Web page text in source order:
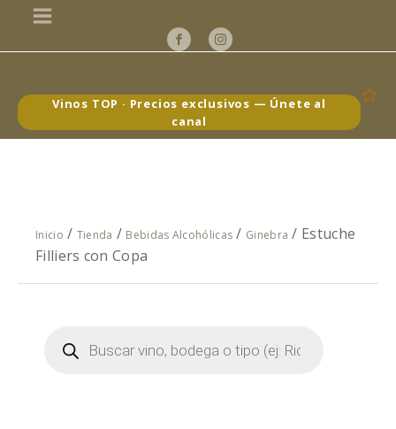
Vinos TOP · Precios exclusivos — Únete al
canal
Inicio / Tienda / Bebidas Alcohólicas / Ginebra / Estuche
Filliers con Copa
Búsqueda